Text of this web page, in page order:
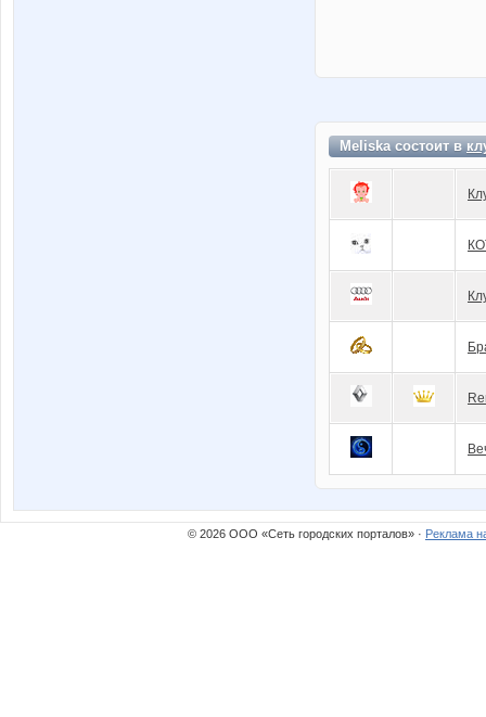
Meliska состоит в
© 2026 ООО «Сеть городских порталов» · Реклама